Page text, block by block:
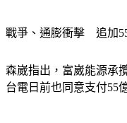
戰爭、通膨衝擊　追加
森崴指出，富崴能源承
台電日前也同意支付55